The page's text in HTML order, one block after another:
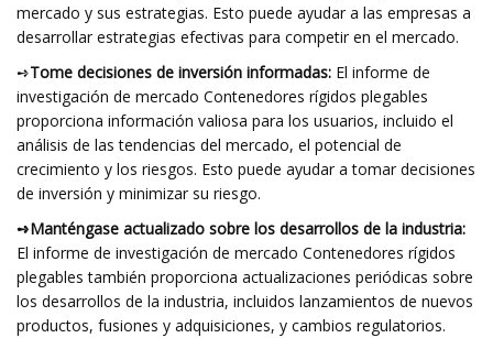
mercado y sus estrategias. Esto puede ayudar a las empresas a
desarrollar estrategias efectivas para competir en el mercado.
➺Tome decisiones de inversión informadas: El informe de
investigación de mercado Contenedores rígidos plegables
proporciona información valiosa para los usuarios, incluido el
análisis de las tendencias del mercado, el potencial de
crecimiento y los riesgos. Esto puede ayudar a tomar decisiones
de inversión y minimizar su riesgo.
➺Manténgase actualizado sobre los desarrollos de la industria:
El informe de investigación de mercado Contenedores rígidos
plegables también proporciona actualizaciones periódicas sobre
los desarrollos de la industria, incluidos lanzamientos de nuevos
productos, fusiones y adquisiciones, y cambios regulatorios.